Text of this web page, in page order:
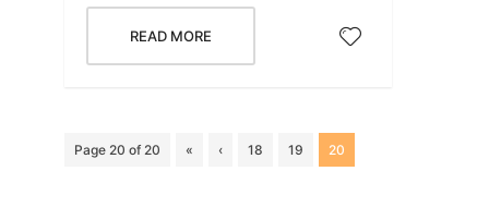
READ MORE
Page 20 of 20 « ‹ 18 19 20